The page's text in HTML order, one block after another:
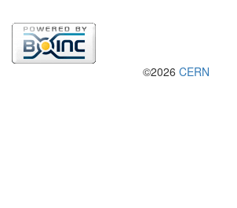
©2026 CERN